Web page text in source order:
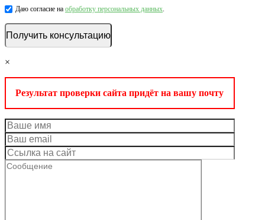
Даю согласие на обработку персональных данных.
×
Результат проверки сайта придёт на вашу почту